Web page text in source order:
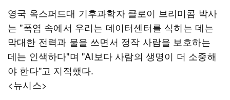
영국 옥스퍼드대 기후과학자 클로이 브리미콤 박사
는 "폭염 속에서 우리는 데이터센터를 식히는 데는
막대한 전력과 물을 쓰면서 정작 사람을 보호하는
데는 인색하다"며 "AI보다 사람의 생명이 더 소중해
야 한다"고 지적했다.
<뉴시스>